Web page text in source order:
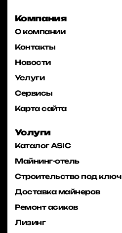
Компания
О компании
Контакты
Новости
Услуги
Сервисы
Карта сайта
Услуги
Каталог ASIC
Майнинг-отель
Строительство под ключ
Доставка майнеров
Ремонт асиков
Лизинг